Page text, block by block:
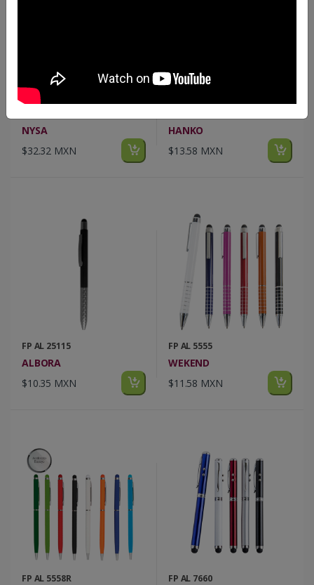
NYSA
$32.32 MXN
HANKO
$13.58 MXN
FP AL 25115
ALBORA
$10.35 MXN
FP AL 5555
WEKEND
$11.58 MXN
FP AL 5558R FP AL 7660